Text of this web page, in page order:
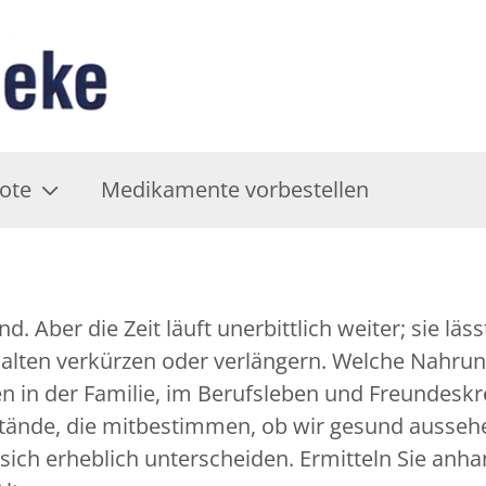
Medikamente vorbestellen
Aber die Zeit läuft unerbittlich weiter; sie
verkürzen oder verlängern. Welche
in der Familie, im Berufsleben und
die mitbestimmen, ob wir gesund
erheblich unterscheiden. Ermitteln Sie